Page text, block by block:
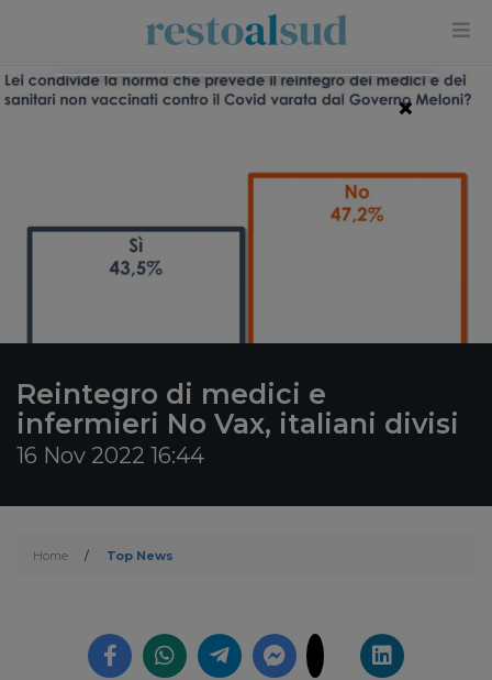
Reintegro di medici e
infermieri No Vax, italiani divisi
16 Nov 2022 16:44
Home / Top News
×